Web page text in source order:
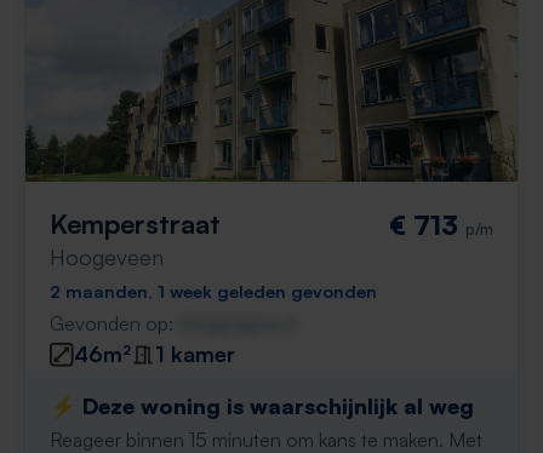
Kemperstraat
Hoogeveen
€ 713 p/m
2 maanden, 1 week geleden gevonden
Gevonden op:
46m²
1 kamer
⚡️ Deze woning is waarschijnlijk al weg
Reageer binnen 15 minuten om kans te maken. Met